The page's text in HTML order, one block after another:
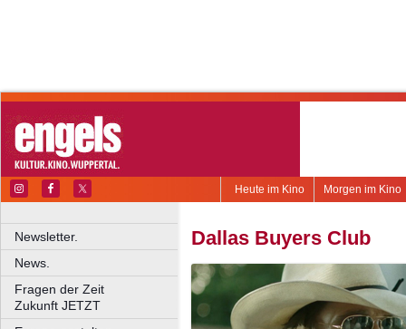
Morgen im Kino
Heute im Kino
Newsletter.
News.
Fragen der Zeit
Zukunft JETZT
Dallas Buyers Club